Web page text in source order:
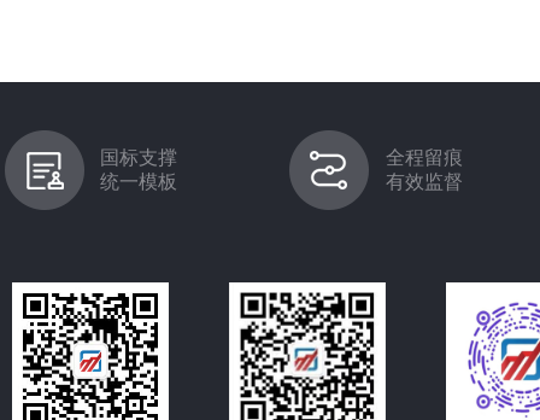
国标支撑
统一模板
全程留痕
有效监督